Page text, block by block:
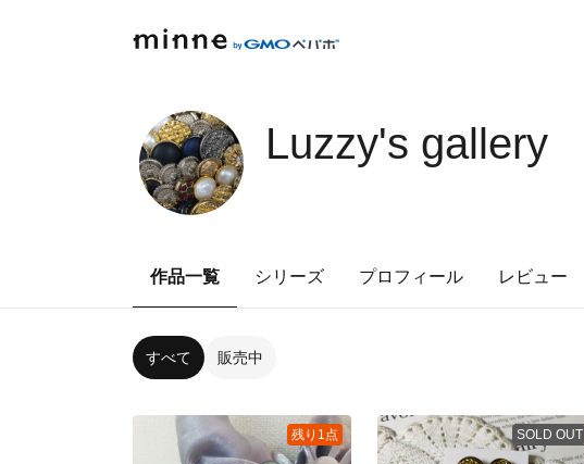
Luzzy's gallery
作品一覧 シリーズ プロフィール レビュー
すべて 販売中
残り1点 SOLD OUT